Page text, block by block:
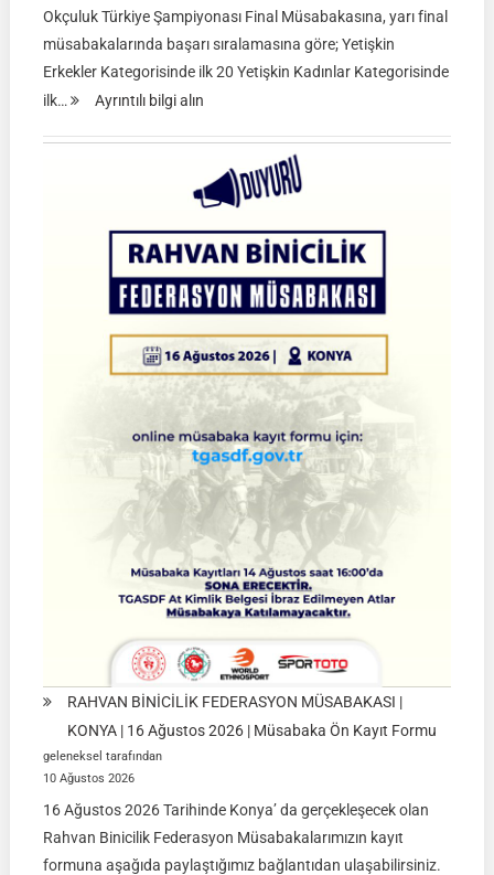
Okçuluk Türkiye Şampiyonası Final Müsabakasına, yarı final
müsabakalarında başarı sıralamasına göre; Yetişkin
Erkekler Kategorisinde ilk 20 Yetişkin Kadınlar Kategorisinde
ilk…
Ayrıntılı bilgi alın:
TGASDF
Atlı
Okçuluk
2026
Şampiyonası
Final
Müsabakalarına
Yükselecek
Sporcularımız
RAHVAN BİNİCİLİK FEDERASYON MÜSABAKASI |
KONYA | 16 Ağustos 2026 | Müsabaka Ön Kayıt Formu
geleneksel tarafından
10 Ağustos 2026
16 Ağustos 2026 Tarihinde Konya’ da gerçekleşecek olan
Rahvan Binicilik Federasyon Müsabakalarımızın kayıt
formuna aşağıda paylaştığımız bağlantıdan ulaşabilirsiniz.